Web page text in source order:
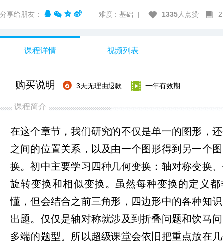
分享给朋友： 难度：基础 | 1335人点赞
课程详情 视频列表
购买说明 3天无理由退款 一年有效期
课程简介
在这个章节，我们研究的不仅是单一的图形，
之间的位置关系，以及由一个图形得到另一个
换。初中主要学习四种几何变换：轴对称变换
旋转变换和相似变换。虽然每种变换的定义都
懂，但会结合之前三角形，四边形中的各种知
出题。仅仅是轴对称就涉及到折叠问题和饮马
多端的题型。所以超级课堂会依旧把重点放在